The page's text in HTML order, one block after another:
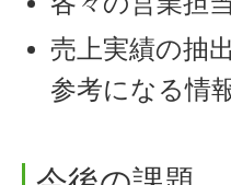
売上実績の抽
参考になる情